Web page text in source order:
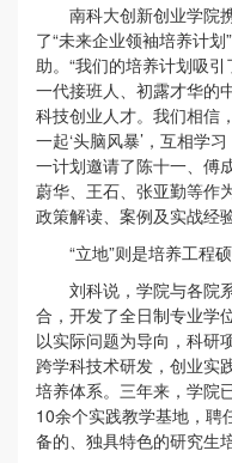
南科大创新创业学院
了“未来企业领袖培养计
助。“我们的培养计划吸
一代接班人、初露才华的
科技创业人才。我们相信
一起‘头脑风暴’，互相学
一计划邀请了陈十一、傅
蔚华、王石、张亚勤等作
政策解读、案例及实战经
“立地”则是培养工程
刘科说，学院与各院
合，开发了全日制专业学
以实际问题为导向，科研
跨学科技术研发，创业实
培养体系。三年来，学院
10余个实践教学基地，聘
备的、独具特色的研究生